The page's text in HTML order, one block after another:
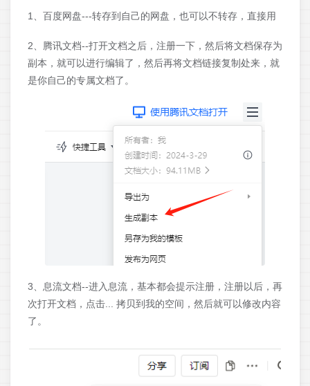
1、百度网盘---转存到自己的网盘，也可以不转存，直接用
2、腾讯文档--打开文档之后，注册一下，然后将文档保存为
副本，就可以进行编辑了，然后再将文档链接复制处来，就
是你自己的专属文档了。
3、息流文档--进入息流，基本都会提示注册，注册以后，再
次打开文档，点击... 拷贝到我的空间，然后就可以修改内容
了。